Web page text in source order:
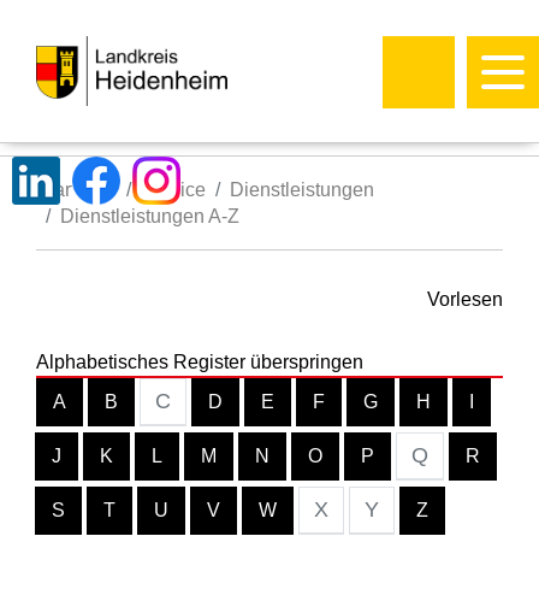
Startseite Service
Dienstleistungen
Dienstleistungen A-Z
Vorlesen
Alphabetisches Register überspringen
A
B C D E F G H
J K L M N O P Q R
S T U V W X Y Z